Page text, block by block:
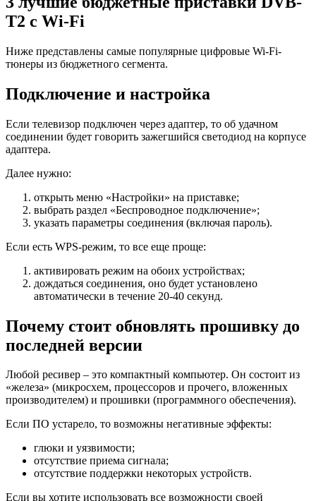
T2 с Wi-Fi
Ниже представлены самые популярные цифровые Wi-Fi-
тюнеры из бюджетного сегмента.
Подключение и настройка
Если телевизор подключен через адаптер, то об удачном
соединении будет говорить зажегшийся светодиод на корпусе
адаптера.
Далее нужно:
открыть меню «Настройки» на приставке;
выбрать раздел «Беспроводное подключение»;
указать параметры соединения (включая пароль).
Если есть WPS-режим, то все еще проще:
активировать режим на обоих устройствах;
дождаться соединения, оно будет установлено
автоматически в течение 20-40 секунд.
Почему стоит обновлять прошивку до
последней версии
Любой ресивер – это компактный компьютер. Он состоит из
«железа» (микросхем, процессоров и прочего, вложенных
производителем) и прошивки (программного обеспечения).
Если ПО устарело, то возможны негативные эффекты:
глюки и уязвимости;
отсутствие приема сигнала;
отсутствие поддержки некоторых устройств.
Если вы хотите использовать все возможности своей